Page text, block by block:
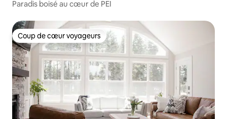
Paradis boisé au cœur de PEI
Coup de cœur voyageurs
Coup de cœur voyageurs